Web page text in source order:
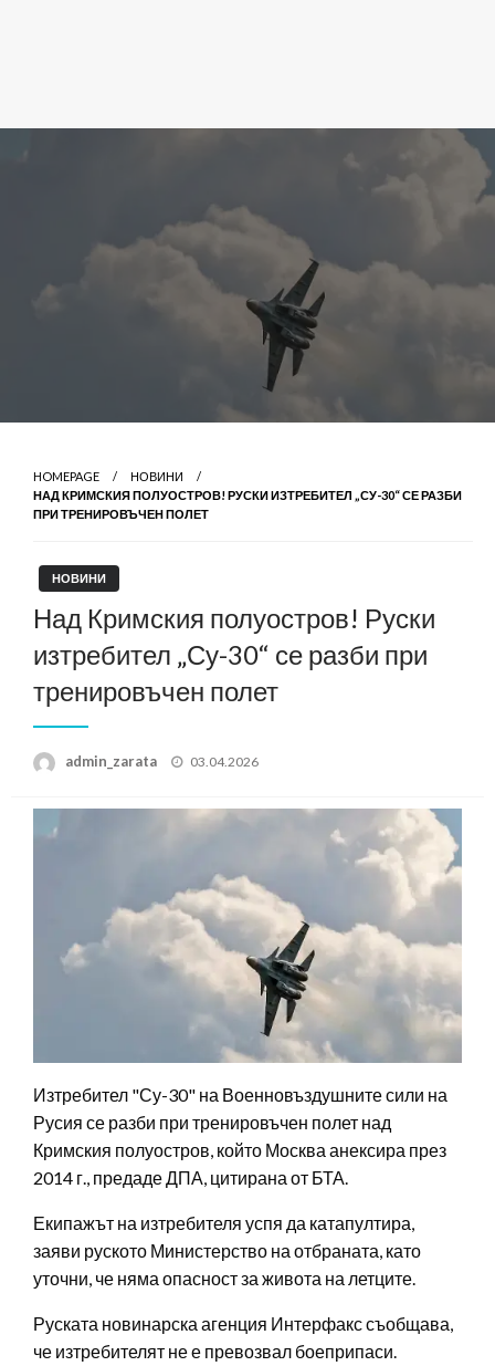
HOMEPAGE
НОВИНИ
НАД КРИМСКИЯ ПОЛУОСТРОВ! РУСКИ ИЗТРЕБИТЕЛ „СУ-30“ СЕ РАЗБИ
ПРИ ТРЕНИРОВЪЧЕН ПОЛЕТ
НОВИНИ
Над Кримския полуостров! Руски
изтребител „Су-30“ се разби при
тренировъчен полет
admin_zarata
Posted
03.04.2026
Изтребител "Су-30" на Военновъздушните сили на
Русия се разби при тренировъчен полет над
Кримския полуостров, който Москва анексира през
2014 г., предаде ДПА, цитирана от БТА.
Екипажът на изтребителя успя да катапултира,
заяви руското Министерство на отбраната, като
уточни, че няма опасност за живота на летците.
Руската новинарска агенция Интерфакс съобщава,
че изтребителят не е превозвал боеприпаси.